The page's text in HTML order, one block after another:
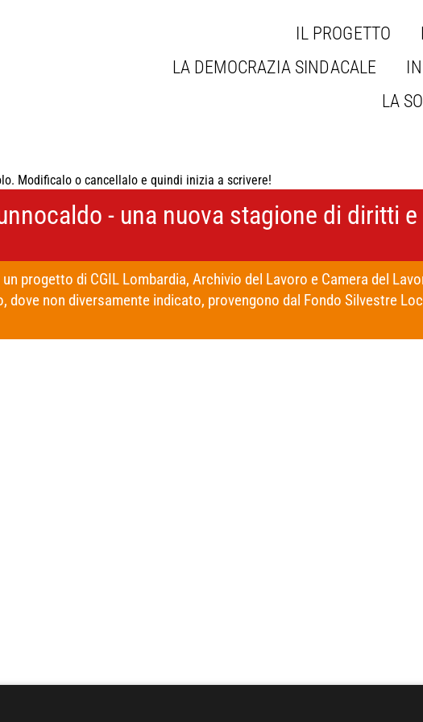
IL PROGETTO
LA DEMOCRAZIA SINDACALE
LA
Modificalo o cancellalo e quindi inizia a scrivere!
- una nuova stagione di diritti
progetto di CGIL Lombardia, Archivio del Lavoro e Camera del
dove non diversamente indicato, provengono dal Fondo Silvestre